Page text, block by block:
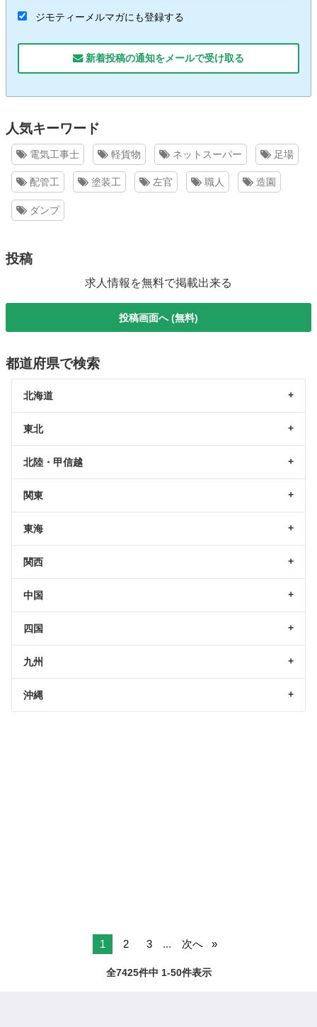
ジモティーメルマガにも登録する
新着投稿の通知をメールで受け取る
人気キーワード
電気工事士 軽貨物 ネットスーパー 足場
配管工 塗装工 左官 職人 造園
ダンプ
投稿
求人情報を無料で掲載出来る
投稿画面へ (無料)
都道府県で検索
北海道
東北
北陸・甲信越
関東
東海
関西
中国
四国
九州
沖縄
1 2 3 ... 次へ
全7425件中 1-50件表示